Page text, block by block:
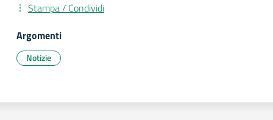
Stampa / Condividi
Argomenti
Notizie